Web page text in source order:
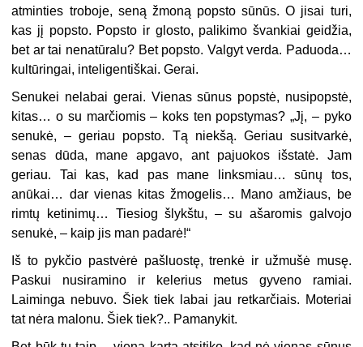
atminties troboje, seną žmoną popsto sūnūs. O jisai turi,
kas jį popsto. Popsto ir glosto, palikimo švankiai geidžia,
bet ar tai nenatūralu? Bet popsto. Valgyt verda. Paduoda…
kultūringai, inteligentiškai. Gerai.
Senukei nelabai gerai. Vienas sūnus popstė, nusipopstė,
kitas… o su marčiomis – koks ten popstymas? „Jį, – pyko
senukė, – geriau popsto. Tą niekšą. Geriau susitvarkė,
senas dūda, mane apgavo, ant pajuokos išstatė. Jam
geriau. Tai kas, kad pas mane linksmiau… sūnų tos,
anūkai… dar vienas kitas žmogelis… Mano amžiaus, be
rimtų ketinimų… Tiesiog šlykštu, – su ašaromis galvojo
senukė, – kaip jis man padarė!“
Iš to pykčio pastvėrė pašluostę, trenkė ir užmušė musę.
Paskui nusiramino ir kelerius metus gyveno ramiai.
Laiminga nebuvo. Šiek tiek labai jau retkarčiais. Moteriai
tat nėra malonu. Šiek tiek?.. Pamanykit.